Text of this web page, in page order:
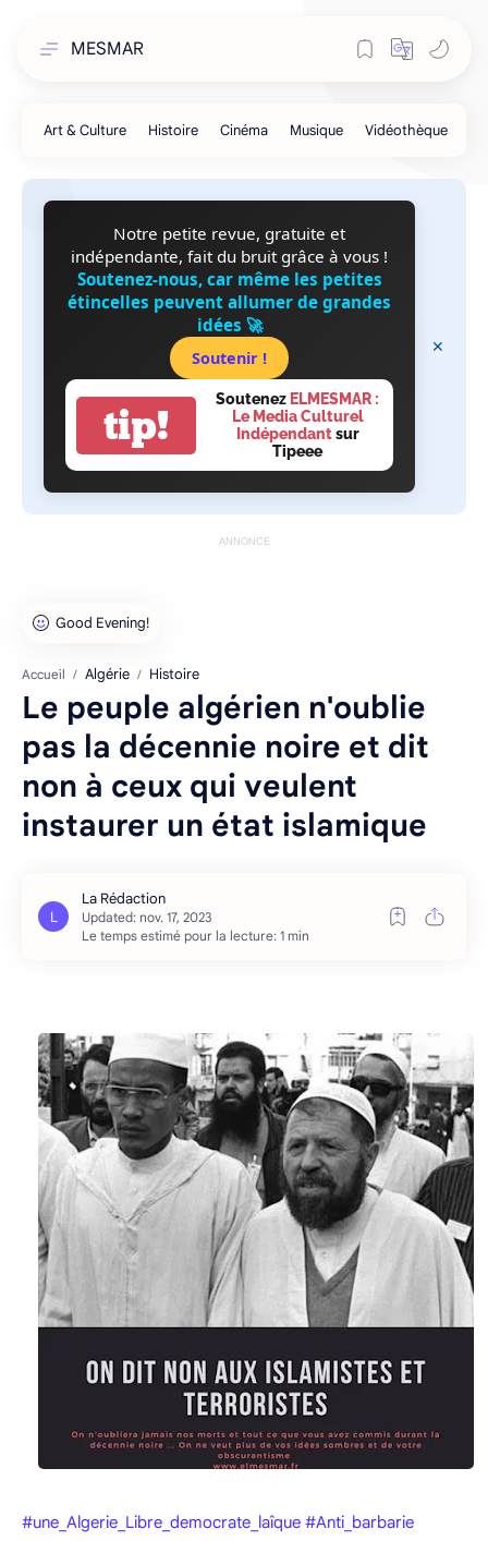
MESMAR
Notre petite revue, gratuite et
indépendante, fait du bruit grâce à vous !
Soutenez-nous, car même les petites
étincelles peuvent allumer de grandes
idées 🚀
Soutenir !
tip!
Soutenez ELMESMAR :
Le Media Culturel
Indépendantsur
Tipeee
ANNONCE
Accueil Algérie Histoire
Le peuple algérien n'oublie
pas la décennie noire et dit
non à ceux qui veulent
instaurer un état islamique
Le temps estimé pour la lecture: 1 min
#une_Algerie_Libre_democrate_laîque #Anti_barbarie